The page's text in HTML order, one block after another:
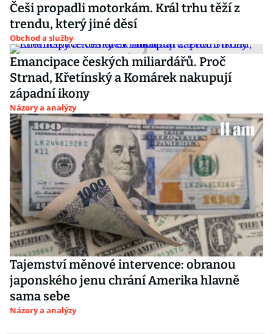
Češi propadli motorkám. Král trhu těží z
trendu, který jiné děsí
Obchod a služby
Emancipace českých miliardářů. Proč
Strnad, Křetínský a Komárek nakupují
západní ikony
Názory a analýzy
Tajemství měnové intervence: obranou
japonského jenu chrání Amerika hlavně
sama sebe
Názory a analýzy